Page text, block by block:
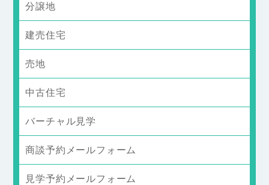
分譲地
建売住宅
売地
中古住宅
バーチャル見学
商談予約メールフォーム
見学予約メールフォーム